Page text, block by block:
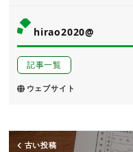
hirao2020@
記事一覧
ウェブサイト
古い投稿